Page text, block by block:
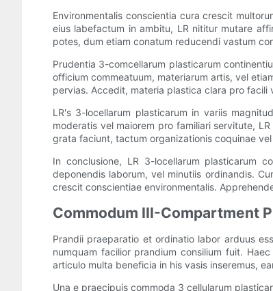
Environmentalis conscientia cura crescit
eius labefactum in ambitu, LR nititur mutare
potes, dum etiam conatum reducendi vastum
Prudentia 3-comcellarum plasticarum
officium commeatuum, materiarum artis, vel
pervias. Accedit, materia plastica clara pro
LR's 3-locellarum plasticarum in variis
moderatis vel maiorem pro familiari servitute,
grata faciunt, tactum organizationis coquinae
In conclusione, LR 3-locellarum plasticarum
deponendis laborum, vel minutiis ordinandis.
crescit conscientiae environmentalis.
Commodum III-Compartment
Prandii praeparatio et ordinatio labor arduus
numquam facilior prandium consilium fuit.
articulo multa beneficia in his vasis inseremus,
Una e praecipuis commoda 3 cellularum